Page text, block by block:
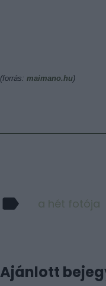
(forrás: maimano.hu)
a hét fotója
Ajánlott